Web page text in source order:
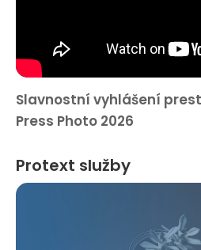
Slavnostní vyhlášení
Press Photo 2026
Protext služby